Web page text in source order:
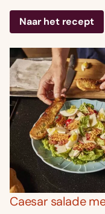
Naar het recept
Caesar salade